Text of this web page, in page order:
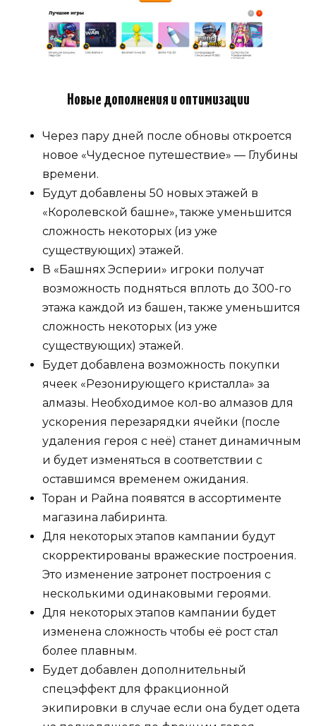
Новые дополнения и оптимизации
Через пару дней после обновы откроется
новое «Чудесное путешествие» — Глубины
времени.
Будут добавлены 50 новых этажей в
«Королевской башне», также уменьшится
сложность некоторых (из уже
существующих) этажей.
В «Башнях Эсперии» игроки получат
возможность подняться вплоть до 300-го
этажа каждой из башен, также уменьшится
сложность некоторых (из уже
существующих) этажей.
Будет добавлена возможность покупки
ячеек «Резонирующего кристалла» за
алмазы. Необходимое кол-во алмазов для
ускорения перезарядки ячейки (после
удаления героя с неё) станет динамичным
и будет изменяться в соответствии с
оставшимся временем ожидания.
Торан и Райна появятся в ассортименте
магазина лабиринта.
Для некоторых этапов кампании будут
скорректированы вражеские построения.
Это изменение затронет построения с
несколькими одинаковыми героями.
Для некоторых этапов кампании будет
изменена сложность чтобы её рост стал
более плавным.
Будет добавлен дополнительный
спецэффект для фракционной
экипировки в случае если она будет одета